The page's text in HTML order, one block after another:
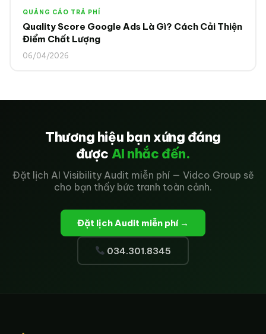
QUẢNG CÁO TRẢ PHÍ
Quality Score Google Ads Là Gì? Cách Cải Thiện
Điểm Chất Lượng
06/04/2026
Thương hiệu bạn xứng đáng
được AI nhắc đến.
Đặt lịch AI Visibility Audit miễn phí — Vidco Group sẽ
cho bạn thấy bức tranh toàn cảnh.
Đặt lịch Audit miễn phí →
034.301.8345